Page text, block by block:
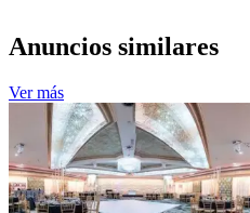
Anuncios similares
Ver más